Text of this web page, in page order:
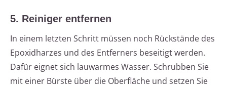
5. Reiniger entfernen
In einem letzten Schritt müssen noch Rückstände des
Epoxidharzes und des Entferners beseitigt werden.
Dafür eignet sich lauwarmes Wasser. Schrubben Sie
mit einer Bürste über die Oberfläche und setzen Sie